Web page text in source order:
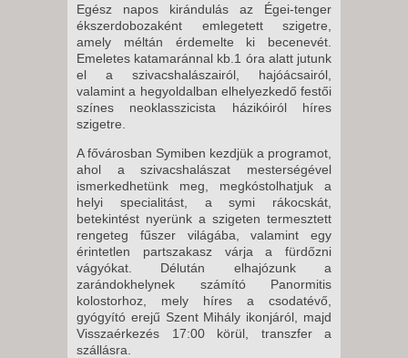
Egész napos kirándulás az Égei-tenger
ékszerdobozaként emlegetett szigetre,
amely méltán érdemelte ki becenevét.
Emeletes katamaránnal kb.1 óra alatt jutunk
el a szivacshalászairól, hajóácsairól,
valamint a hegyoldalban elhelyezkedő festői
színes neoklasszicista házikóiról híres
szigetre.
A fővárosban Symiben kezdjük a programot,
ahol a szivacshalászat mesterségével
ismerkedhetünk meg, megkóstolhatjuk a
helyi specialitást, a symi rákocskát,
betekintést nyerünk a szigeten termesztett
rengeteg fűszer világába, valamint egy
érintetlen partszakasz várja a fürdőzni
vágyókat. Délután elhajózunk a
zarándokhelynek számító Panormitis
kolostorhoz, mely híres a csodatévő,
gyógyító erejű Szent Mihály ikonjáról, majd
Visszaérkezés 17:00 körül, transzfer a
szállásra.